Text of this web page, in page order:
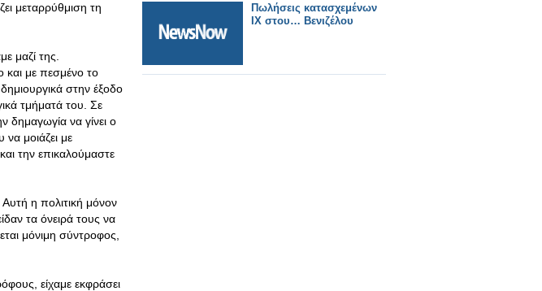
μεταρρύθμιση τη
μαζί της.
και με πεσμένο το
στην έξοδο
τμήματά του. Σε
να γίνει ο
μοιάζει με
την επικαλούμαστε
η πολιτική μόνον
τα όνειρά τους να
μόνιμη σύντροφος,
είχαμε εκφράσει
Πωλήσεις κατασχεμένων
ΙΧ στου… Βενιζέλου